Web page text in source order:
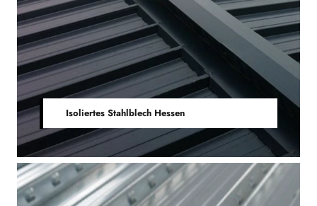
Isoliertes Stahlblech Hessen